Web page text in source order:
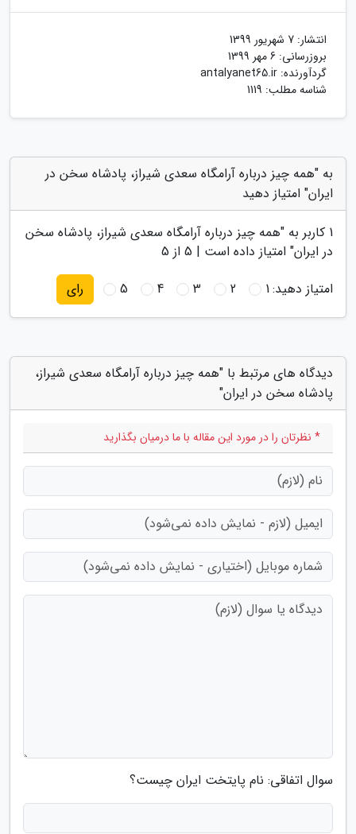
انتشار: 7 شهریور 1399
بروزرسانی: 6 مهر 1399
گردآورنده: antalyanet65.ir
شناسه مطلب: 1119
به "همه چیز درباره آرامگاه سعدی شیراز، پادشاه سخن در
ایران" امتیاز دهید
1 کاربر به "همه چیز درباره آرامگاه سعدی شیراز، پادشاه سخن
در ایران" امتیاز داده است | 5 از 5
امتیاز دهید:1
2
3
4
5 رای
دیدگاه های مرتبط با "همه چیز درباره آرامگاه سعدی شیراز،
پادشاه سخن در ایران"
* نظرتان را در مورد این مقاله با ما درمیان بگذارید
سوال اتفاقی: نام پایتخت ایران چیست؟